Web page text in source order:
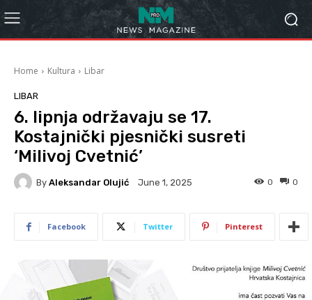
Home Kultura Libar
LIBAR
6. lipnja održavaju se 17.
Kostajnički pjesnički susreti
‘Milivoj Cvetnić’
By Aleksandar Olujić June 1, 2025 0
0
Facebook Twitter Pinterest